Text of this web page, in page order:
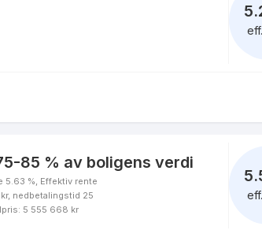
85 % av boligens verdi
5.63 %, Effektiv rente
nedbetalingstid 25
5 555 668 kr